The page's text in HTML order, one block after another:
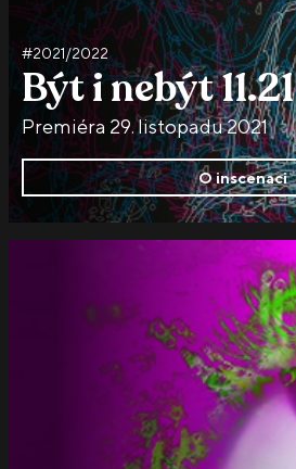
#2021/2022
Být i nebýt 11.21
Premiéra 29. listopadu 2021
O inscenaci